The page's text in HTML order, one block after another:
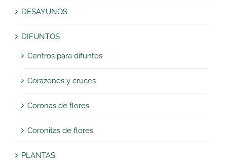
DESAYUNOS
DIFUNTOS
Centros para difuntos
Corazones y cruces
Coronas de flores
Coronitas de flores
PLANTAS